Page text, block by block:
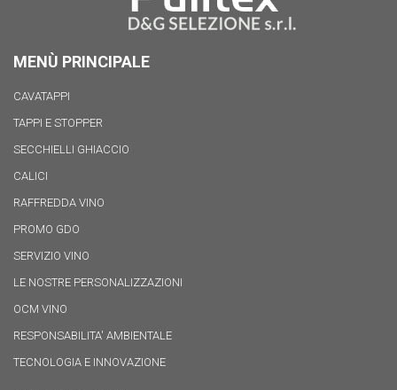
MENÙ PRINCIPALE
CAVATAPPI
TAPPI E STOPPER
SECCHIELLI GHIACCIO
CALICI
RAFFREDDA VINO
PROMO GDO
SERVIZIO VINO
LE NOSTRE PERSONALIZZAZIONI
OCM VINO
RESPONSABILITA' AMBIENTALE
TECNOLOGIA E INNOVAZIONE